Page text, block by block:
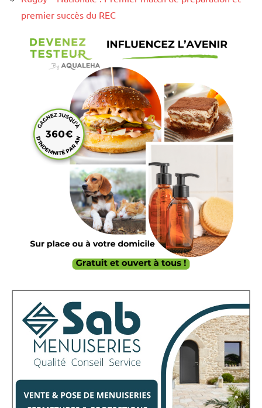
premier succès du REC